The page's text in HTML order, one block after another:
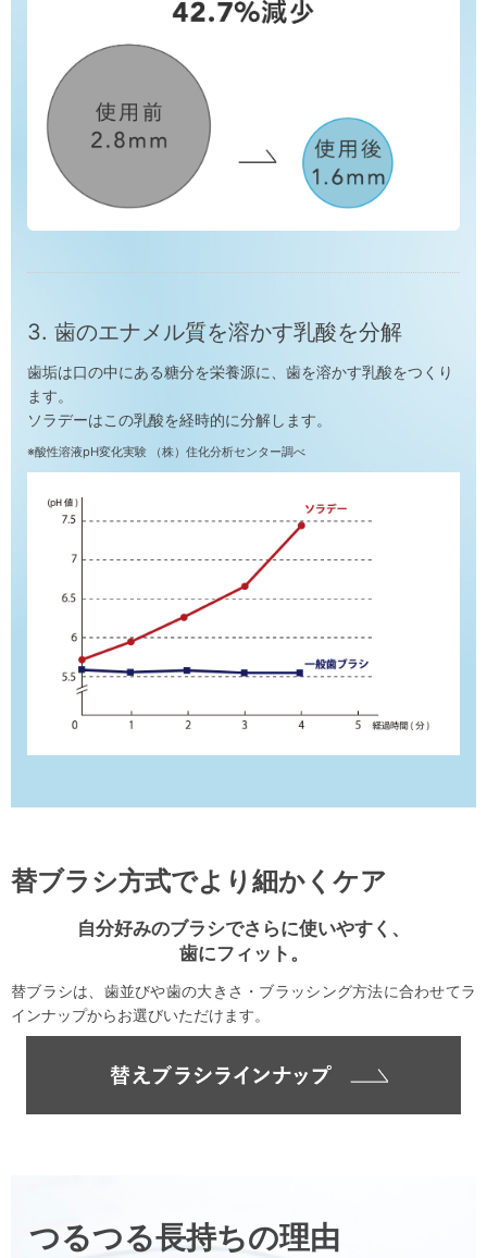
3. 歯のエナメル質を溶かす乳酸を分解
歯垢は口の中にある糖分を栄養源に、歯を溶かす乳酸をつくり
ます。
ソラデーはこの乳酸を経時的に分解します。
※酸性溶液pH変化実験 （株）住化分析センター調べ
替ブラシ方式でより細かくケア
自分好みのブラシでさらに使いやすく、
歯にフィット。
替ブラシは、歯並びや歯の大きさ・ブラッシング方法に合わせてラ
インナップからお選びいただけます。
つるつる長持ちの理由